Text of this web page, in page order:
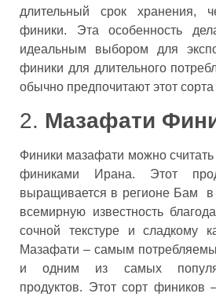
длительный срок хранения,
финики. Эта особенность
идеальным выбором для
финики для длительного
обычно предпочитают этот
2. Мазафати
Финики мазафати можно
финиками Ирана. Этот
выращивается в регионе Бам
всемирную известность
сочной текстуре и сладкому
Мазафати – самым
и одним из самых
продуктов. Этот сорт фиников